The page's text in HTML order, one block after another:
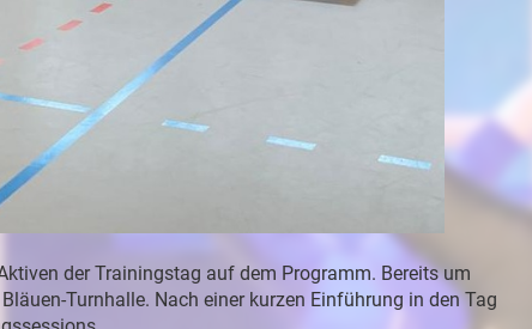
derTrainingstag auf dem Programm. Bereits um
Bläuen-Turnhalle. Nach einer kurzen Einführung in denTag